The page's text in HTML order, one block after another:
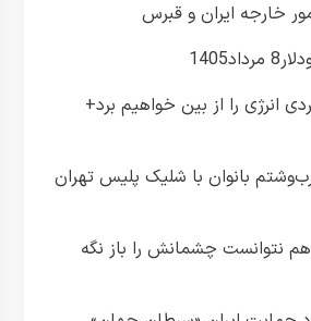
خارجه ایران و قبرس
انرژی را از بین خواهیم برد+
بانوان با شلیک پلیس تهران
نتوانست چشمانش را باز نگه